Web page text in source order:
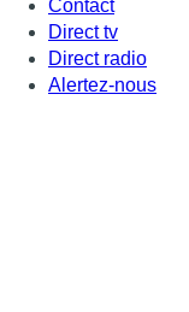
Contact
Direct tv
Direct radio
Alertez-nous